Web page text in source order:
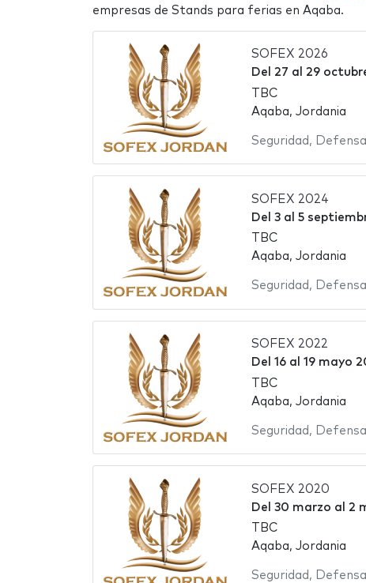
empresas de Stands para ferias en Aqaba.
SOFEX 2026
Del 27 al 29
TBC
Aqaba, Jordania
Seguridad , Defensa
SOFEX 2024
Del 3al 5
TBC
Aqaba, Jordania
Seguridad , Defensa
SOFEX 2022
Del 16al 19 mayo
TBC
Aqaba, Jordania
Seguridad , Defensa
SOFEX 2020
Del 30 marzo al 2
TBC
Aqaba, Jordania
Seguridad , Defensa